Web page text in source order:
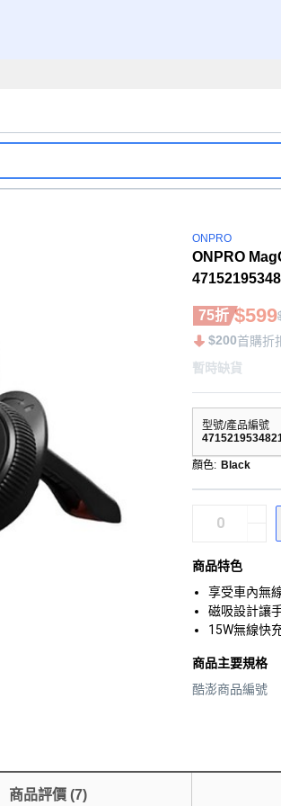
ONPRO
ONPRO
75折 $599
$200首購折
暫時缺貨
型號/產品編號
顏色: Black
商品特色
享受車內無
磁吸設計讓
15W無線快
商品主要規格
酷澎商品編號
商品評價(7)